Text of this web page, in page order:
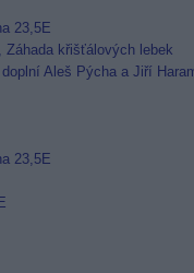
23,5E
křišťálových lebek
Aleš Pýcha a Jiří
23,5E